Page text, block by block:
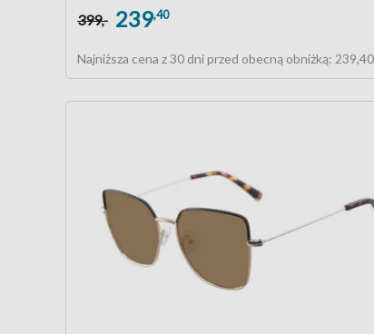
399,- 239,40
Najniższa cena z 30 dni przed obecną obniżką: 239,40